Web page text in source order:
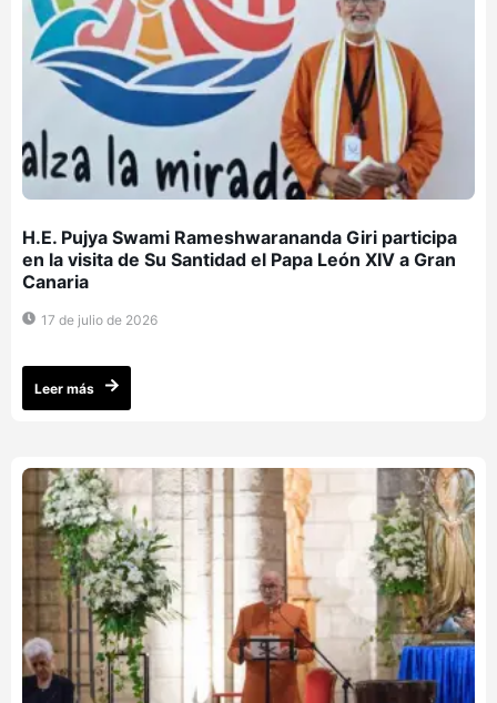
H.E. Pujya Swami Rameshwarananda Giri participa
en la visita de Su Santidad el Papa León XIV a Gran
Canaria
17 de julio de 2026
Leer más